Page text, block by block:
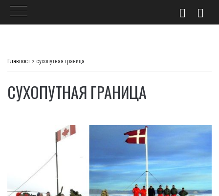
Главпост > сухопутная граница
СУХОПУТНАЯ ГРАНИЦА